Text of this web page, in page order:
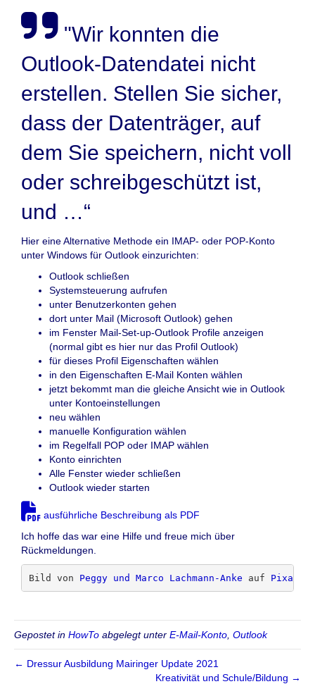
"Wir konnten die
Outlook-Datendatei nicht
erstellen. Stellen Sie sicher,
dass der Datenträger, auf
dem Sie speichern, nicht voll
oder schreibgeschützt ist,
und …“
Hier eine Alternative Methode ein IMAP- oder POP-Konto
unter Windows für Outlook einzurichten:
Outlook schließen
Systemsteuerung aufrufen
unter Benutzerkonten gehen
dort unter Mail (Microsoft Outlook) gehen
im Fenster Mail-Set-up-Outlook Profile anzeigen
(normal gibt es hier nur das Profil Outlook)
für dieses Profil Eigenschaften wählen
in den Eigenschaften E-Mail Konten wählen
jetzt bekommt man die gleiche Ansicht wie in Outlook
unter Kontoeinstellungen
neu wählen
manuelle Konfiguration wählen
im Regelfall POP oder IMAP wählen
Konto einrichten
Alle Fenster wieder schließen
Outlook wieder starten
ausführliche Beschreibung als PDF
Ich hoffe das war eine Hilfe und freue mich über
Rückmeldungen.
Bild von Peggy und Marco Lachmann-Anke auf Pixabay
Gepostet in HowTo abgelegt unter E-Mail-Konto Outlook
← Dressur Ausbildung Mairinger Update 2021
Kreativität und Schule/Bildung →